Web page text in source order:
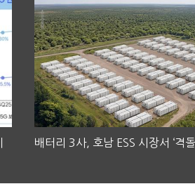
배터리 3사, 호남 ESS 시장서 ‘격돌